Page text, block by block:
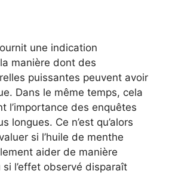
une indication
manière dont des
puissantes peuvent avoir
Dans le même temps, cela
l’importance des enquêtes
longues. Ce n’est qu’alors
si l’huile de menthe
aider de manière
l’effet observé disparaît